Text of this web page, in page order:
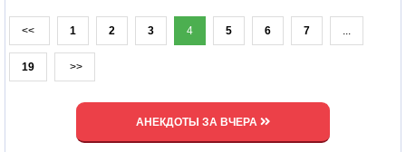
<< 1 2 3 4 5 6 7 ...
19 >>
АНЕКДОТЫ ЗА ВЧЕРА